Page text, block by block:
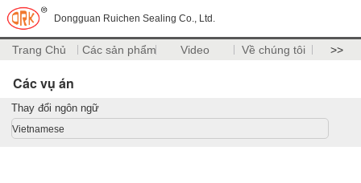
Dongguan Ruichen Sealing Co., Ltd.
Trang Chủ Các sản phẩm Video Về chúng tôi >>
Các vụ án
Thay đổi ngôn ngữ
Vietnamese